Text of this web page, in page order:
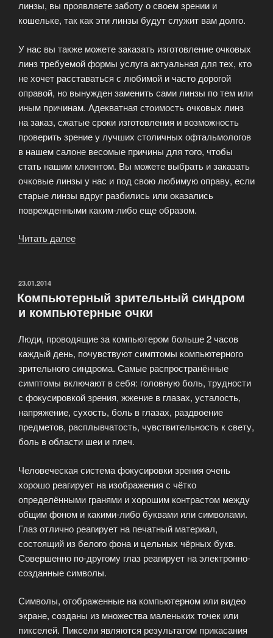
линзы, вы проявляете заботу о своем зрении и
кошельке, так как эти линзы будут служит вам долго.
У нас вы также можете заказать изготовление очковых
линз требуемой формы услуга актуальная для тех, кто
не хочет расставаться с любимой и часто дорогой
оправой, но вынужден заменить сами линзы по тем или
иным причинам. Адекватная стоимость очковых линз
на заказ, сжатые сроки изготовления и возможность
проверить зрение у лучших столичных офтальмологов
в нашем салоне весомые причины для того, чтобы
стать нашим клиентом. Вы можете выбрать и заказать
очковые линзы у нас и под свою любимую оправу, если
старые линзы вдруг разбились или оказались
поврежденными каким-либо еще образом.
Читать далее
ОПУБЛИКОВАНО
23.01.2014
Компьютерный зрительный синдром
и компьютерные очки
Люди, проводящие за компьютером больше 2 часов
каждый день, почувствуют симптомы компьютерного
зрительного синдрома. Самые распространённые
симптомы включают в себя: головную боль, трудности
с фокусировкой зрения, жжение в глазах, усталость,
напряжение, сухость, боль в глазах, раздвоение
предметов, расплывчатость, чувствительность к свету,
боль в области шеи и плеч.
Человеческая система фокусировки зрения очень
хорошо реагирует на изображения с чётко
определёнными гранями и хорошим контрастом между
общим фоном и какими-либо буквами или символами.
Глаз отлично реагирует на печатный материал,
состоящий из белого фона и цельных чёрных букв.
Совершенно по-другому глаз реагирует на электронно-
созданные символы.
Символы, отображенные на компьютерном или видео
экране, созданы из множества маленьких точек или
пикселей. Пиксели являются результатом прикасания